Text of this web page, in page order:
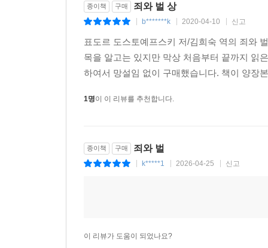
종이책 구매 죄와 벌 상
b*******k 2020-04-10 신고
표도르 도스토예프스키 저/김희숙 역의 죄와
목을 알고는 있지만 막상 처음부터 끝까지 읽
하여서 망설임 없이 구매했습니다. 책이 양장
1명이 이 리뷰를 추천합니다.
종이책 구매 죄와 벌
k*****1 2026-04-25 신고
이 리뷰가 도움이 되었나요?